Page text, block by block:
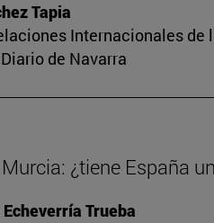
Tapia
Internacionales de
Diario de Navarra
¿tiene España
Trueba